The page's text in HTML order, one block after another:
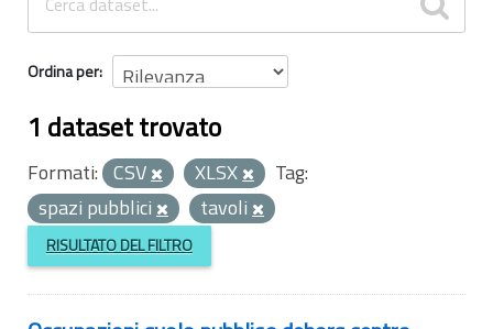
Ordina per
1 dataset trovato
Formati: CSV XLSX
Tag:
spazi pubblici
tavoli
RISULTATO DEL FILTRO